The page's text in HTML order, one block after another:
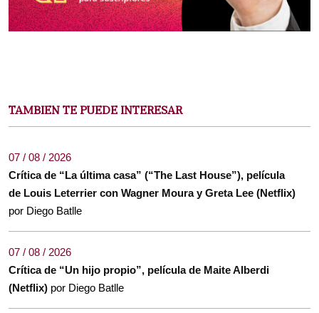
TAMBIEN TE PUEDE INTERESAR
07 / 08 / 2026
Crítica de “La última casa” (“The Last House”), película
de Louis Leterrier con Wagner Moura y Greta Lee (Netflix)
por Diego Batlle
07 / 08 / 2026
Crítica de “Un hijo propio”, película de Maite Alberdi
(Netflix) por Diego Batlle